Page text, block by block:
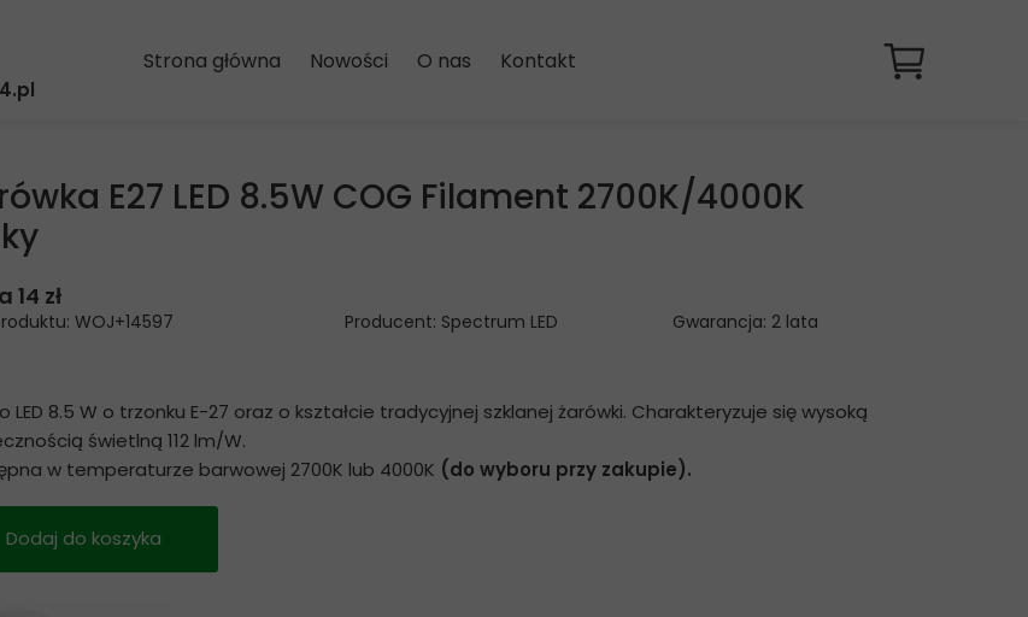
Gwarancja: 2 lata
Producent: Spectrum LED
WOJ+14597
E27 LED 8.5W COG Filament 2700K/4000K
14 zł
LED 8.5 W o trzonku E-27 oraz o kształcie tradycyjnej szklanej żarówki. Charakteryzuje się wysoką
świetlną 112 lm/W.
w temperaturze barwowej 2700K lub 4000K (do wyboru przy zakupie).
Dodaj do koszyka
Strona główna Nowości O nas Kontakt